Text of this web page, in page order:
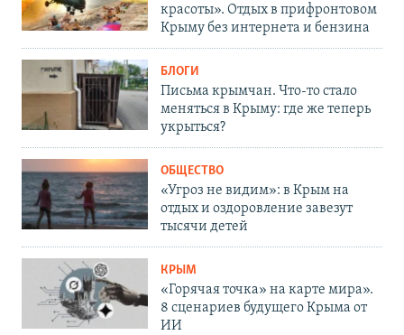
красоты». Отдых в прифронтовом
Крыму без интернета и бензина
БЛОГИ
Письма крымчан. Что-то стало
меняться в Крыму: где же теперь
укрыться?
ОБЩЕСТВО
«Угроз не видим»: в Крым на
отдых и оздоровление завезут
тысячи детей
КРЫМ
«Горячая точка» на карте мира».
8 сценариев будущего Крыма от
ИИ